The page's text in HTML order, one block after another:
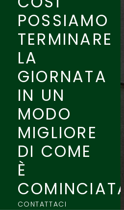
POSSIAMO
TERMINARE
LA
GIORNATA
IN UN
MODO
MIGLIORE
DI COME
È
COMINCIATA.
CONTATTACI